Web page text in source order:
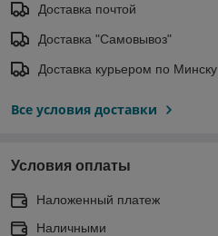
Доставка почтой
Доставка "Самовывоз"
Доставка курьером по Минску
Все условия доставки
Условия оплаты
Наложенный платеж
Наличными